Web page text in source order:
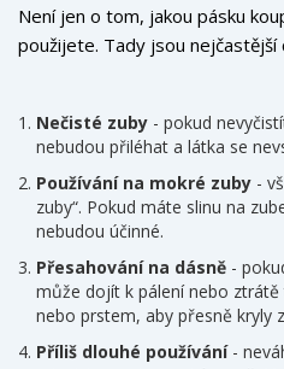
Není jen o tom, jakou pásku
použijete. Tady jsou nejčastější
Nečisté zuby - pokud
nebudou přiléhat a látka se
Používání na mokré zuby -
zuby“. Pokud máte slinu na
nebudou účinné.
Přesahování na dásně -
může dojít k pálení nebo
nebo prstem, aby přesně kryly
Příliš dlouhé používání-